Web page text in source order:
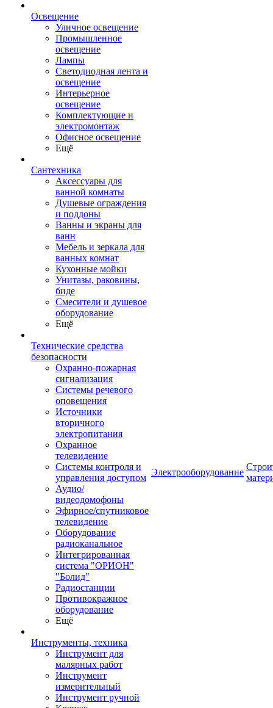
Освещение
Уличное освещение
Промышленное
освещение
Лампы
Светодиодная лента и
освещение
Интерьерное
освещение
Комплектующие и
электромонтаж
Офисное освещение
Ещё
Сантехника
Аксессуары для
ванной комнаты
Душевые ограждения
и поддоны
Ванны и экраны для
ванн
Мебель и зеркала для
ванных комнат
Кухонные мойки
Унитазы, раковины,
биде
Смесители и душевое
оборудование
Ещё
Технические средства
безопасности
Охранно-пожарная
сигнализация
Системы речевого
оповещения
Источники
вторичного
электропитания
Охранное
телевидение
Системы контроля и
управления доступом
Аудио/
видеодомофоны
Эфирное/спутниковое
телевидение
Оборудование
радиоканальное
Интегрированная
система "ОРИОН"
"Болид"
Радиостанции
Противокражное
оборудование
Ещё
Инструменты, техника
Инструмент для
малярных работ
Инструмент
измерительный
Инструмент ручной
Электрооборудование